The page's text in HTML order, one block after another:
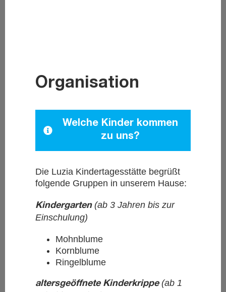
Organisation
Welche Kinder kommen
zu uns?
Die Luzia Kindertagesstätte begrüßt
folgende Gruppen in unserem Hause:
Kindergarten (ab 3 Jahren bis zur
Einschulung)
Mohnblume
Kornblume
Ringelblume
altersgeöffnete Kinderkrippe (ab 1